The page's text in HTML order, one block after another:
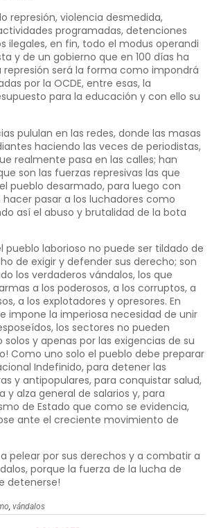
represión, violencia desmedida,
programadas, detenciones
ilegales, en fin, todo el modus operandi
y de un gobierno que en 100 días ha
será la forma como impondrá
por la OCDE, entre esas, la
para la educación y con ello su
pululan en las redes, donde las masas
haciendo las veces de periodistas,
realmente pasa en las calles; han
son las fuerzas represivas las que
pueblo desarmado, para luego con
hacer pasar a los luchadores como
así el abuso y brutalidad de la bota
pueblo laborioso no puede ser tildado de
de exigir y defender sus derecho; son
los verdaderos vándalos, los que
a los poderosos, a los corruptos, a
a los explotadores y opresores. En
impone la imperiosa necesidad de unir
los sectores no pueden
y apenas por las exigencias de su
Como uno solo el pueblo debe preparar
Indefinido, para detener las
y antipopulares, para conquistar salud,
y alza general de salarios y, para
de Estado que como se evidencia,
ante el creciente movimiento de
a pelear por sus derechos y a combatir a
porque la fuerza de la lucha de
detenerse!
,vándalos